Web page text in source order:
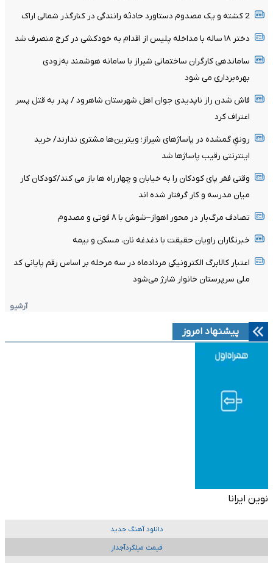
2 کشته و یک مصدوم دستاورد حادثه رانندگی در کنارگذر شمالی اراک
دختر ۱۸ ساله با مداخله پلیس از اقدام به خودکشی در کرج منصرف شد
ساماندهی کارگران ساختمانی شیراز با سامانه هوشمند به‌زودی
بهره‌برداری می شود
فاش شدن راز ناپدیدی جوان اهل شهرستان شاهرود / پدر به قتل پسر
اعتراف کرد
رونقِ گمشده در پاساژهای شیراز؛ ویترین‌ها مشتری ندارند/ خرید
اینترنتی رقیب پاساژها شد
وقتی فقر پای کودکان را به خیابان و چهارراه ها باز می کند/کودکان کار
میان مدرسه و کار گرفتار شده اند
تصادف مرگ‌بار در محور اهواز–شوش با ۸ فوتی و مصدوم
خبرنگاران راویان حقیقت با دغدغه نان، مسکن و بیمه
اعتبار کالابرگ الکترونیکی مردادماه در سه مرحله بر اساس رقم پایانی کد
ملی سرپرستان خانوار شارژ می‌شود
آرشیو
پیشنهاد امروز
نوین ایرانا
دانلود آهنگ جدید
قیمت میلگردآجدار